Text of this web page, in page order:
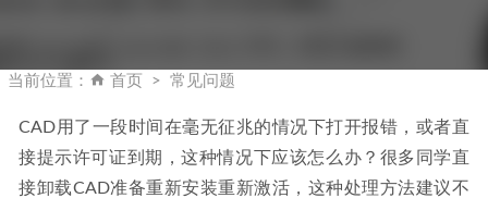
当前位置： 首页 常见问题
CAD用了一段时间在毫无征兆的情况下打开报错，或者直
接提示许可证到期，这种情况下应该怎么办？很多同学直
接卸载CAD准备重新安装重新激活，这种处理方法建议不
26
2023-08-17
PS照片滤镜套件-DxO Nik Collection 6.12.0中文版 2024-07-
24